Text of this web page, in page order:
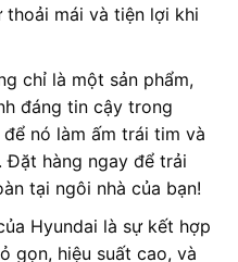
mái và tiện lợi khi
chỉ là một sản phẩm,
đáng tin cậy trong
nó làm ấm trái tim và
Đặt hàng ngay để trải
tại ngôi nhà của bạn!
Hyundai là sự kết hợp
gọn, hiệu suất cao, và